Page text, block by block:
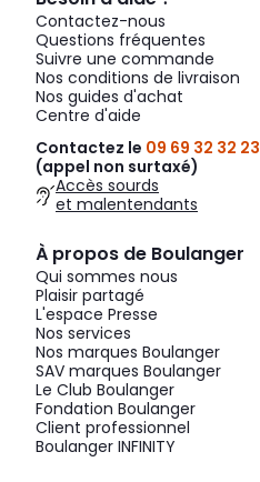
Contactez-nous
Questions fréquentes
Suivre une commande
Nos conditions de livraison
Nos guides d'achat
Centre d'aide
Contactez le 09 69 32 32 23
(appel non surtaxé)
Accès sourds
et malentendants
À propos de Boulanger
Qui sommes nous
Plaisir partagé
L'espace Presse
Nos services
Nos marques Boulanger
SAV marques Boulanger
Le Club Boulanger
Fondation Boulanger
Client professionnel
Boulanger INFINITY